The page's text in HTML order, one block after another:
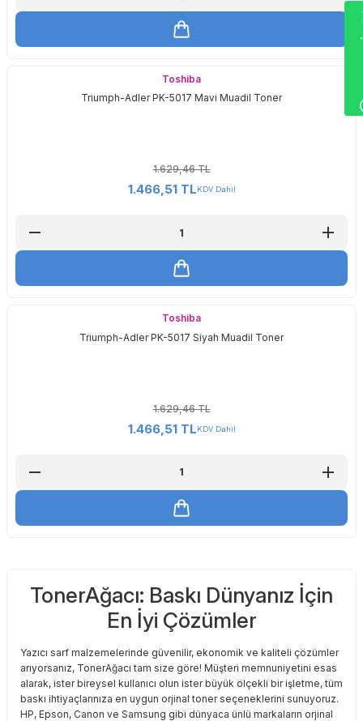
Toshiba
Triumph-Adler PK-5017 Mavi Muadil Toner
1.629,46 TL
1.466,51 TLKDV Dahil
Toshiba
Triumph-Adler PK-5017 Siyah Muadil Toner
1.629,46 TL
1.466,51 TLKDV Dahil
TonerAğacı: Baskı Dünyanız İçin
En İyi Çözümler
Yazıcı sarf malzemelerinde güvenilir, ekonomik ve kaliteli çözümler
arıyorsanız, TonerAğacı tam size göre! Müşteri memnuniyetini esas
alarak, ister bireysel kullanıcı olun ister büyük ölçekli bir işletme, tüm
baskı ihtiyaçlarınıza en uygun orjinal toner seçeneklerini sunuyoruz.
HP, Epson, Canon ve Samsung gibi dünyaca ünlü markaların orjinal